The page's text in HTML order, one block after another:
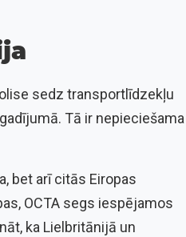
sedz transportlīdzekļu
Tā ir nepieciešama
bet arī citās Eiropas
OCTA segs iespējamos
ka Lielbritānijā un